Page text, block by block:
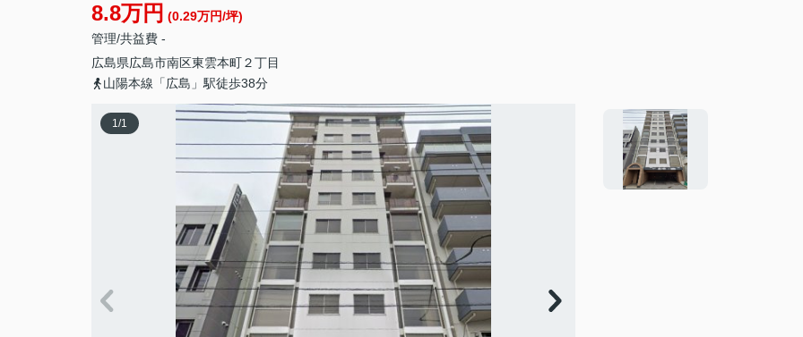
8.8万円 (0.29万円/坪)
管理/共益費 -
広島県広島市南区東雲本町２丁目
山陽本線「広島」駅徒歩38分
1/1